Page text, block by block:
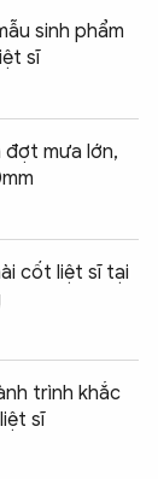
sinh phẩm
sĩ
đợt mưa lớn,
cốt liệt sĩ tại
trình khắc
sĩ